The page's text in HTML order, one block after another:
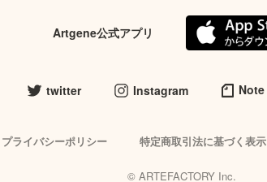
Artgene公式アプリ
twitter Instagram Note
プライバシーポリシー 特定商取引法に基づく表示
© ARTEFACTORY Inc.